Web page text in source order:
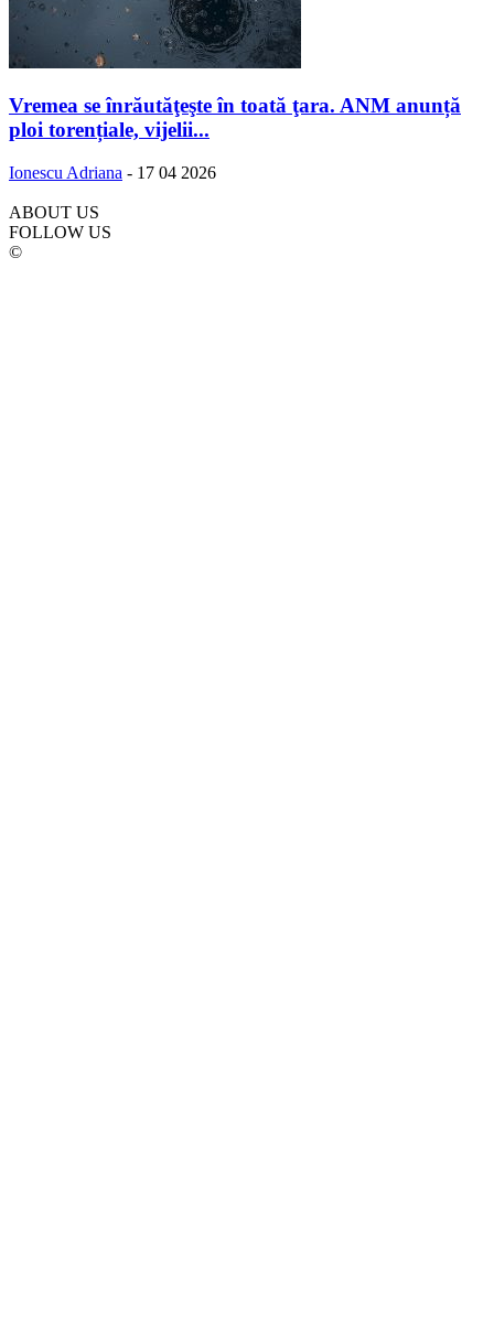
Vremea se înrăutăţeşte în toată ţara. ANM anunță
ploi torențiale, vijelii...
Ionescu Adriana - 17 04 2026
ABOUT US
FOLLOW US
©